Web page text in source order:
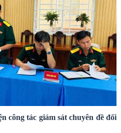
công tác giám sát chuyên đề đối